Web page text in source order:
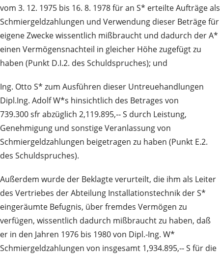
vom 3. 12. 1975 bis 16. 8. 1978 für an S* erteilte Aufträge als
Schmiergeldzahlungen und Verwendung dieser Beträge für
eigene Zwecke wissentlich mißbraucht und dadurch der A*
einen Vermögensnachteil in gleicher Höhe zugefügt zu
haben (Punkt D.I.2. des Schuldspruches); und
Ing. Otto S* zum Ausführen dieser Untreuehandlungen
Dipl.Ing. Adolf W*s hinsichtlich des Betrages von
739.300 sfr abzüglich 2,119.895,‑‑ S durch Leistung,
Genehmigung und sonstige Veranlassung von
Schmiergeldzahlungen beigetragen zu haben (Punkt E.2.
des Schuldspruches).
Außerdem wurde der Beklagte verurteilt, die ihm als Leiter
des Vertriebes der Abteilung Installationstechnik der S*
eingeräumte Befugnis, über fremdes Vermögen zu
verfügen, wissentlich dadurch mißbraucht zu haben, daß
er in den Jahren 1976 bis 1980 von Dipl.‑Ing. W*
Schmiergeldzahlungen von insgesamt 1,934.895,‑‑ S für die